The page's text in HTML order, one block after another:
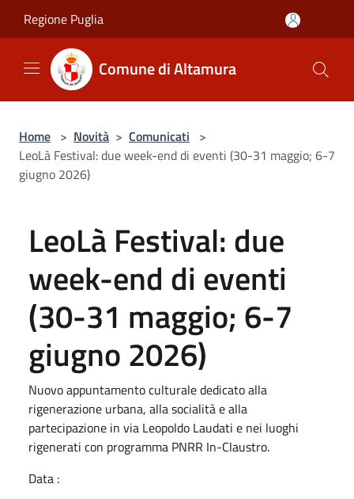
Regione Puglia
Comune di Altamura
Home > Novità > Comunicati >
LeoLà Festival: due week-end di eventi (30-31 maggio; 6-7
giugno 2026)
LeoLà Festival: due
week-end di eventi
(30-31 maggio; 6-7
giugno 2026)
Nuovo appuntamento culturale dedicato alla
rigenerazione urbana, alla socialità e alla
partecipazione in via Leopoldo Laudati e nei luoghi
rigenerati con programma PNRR In-Claustro.
Data :